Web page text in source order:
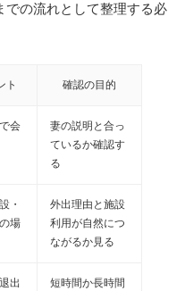
での流れとして整理する必
ト 確認の目的
会
妻の説明と合っ
ているか確認す
る
・
場
外出理由と施設
利用が自然につ
ながるか見る
出
短時間か長時間